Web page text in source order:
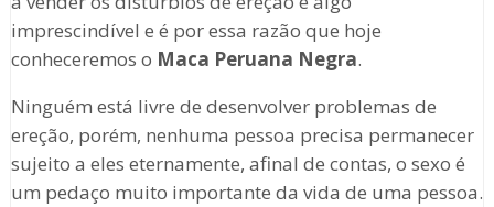
imprescindível e é por essa razão que hoje
conheceremos o Maca Peruana Negra.
Ninguém está livre de desenvolver problemas de
ereção, porém, nenhuma pessoa precisa permanecer
sujeito a eles eternamente, afinal de contas, o sexo é
um pedaço muito importante da vida de uma pessoa.